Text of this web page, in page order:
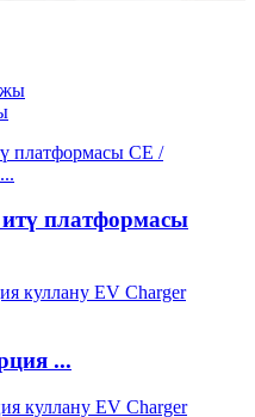
платформасы
...